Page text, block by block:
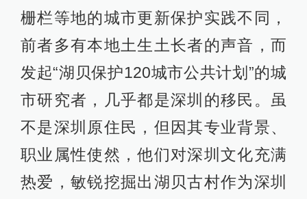
栅栏等地的城市更新保护实践不同，
前者多有本地土生土长者的声音，而
发起“湖贝保护120城市公共计划”的城
市研究者，几乎都是深圳的移民。虽
不是深圳原住民，但因其专业背景、
职业属性使然，他们对深圳文化充满
热爱，敏锐挖掘出湖贝古村作为深圳